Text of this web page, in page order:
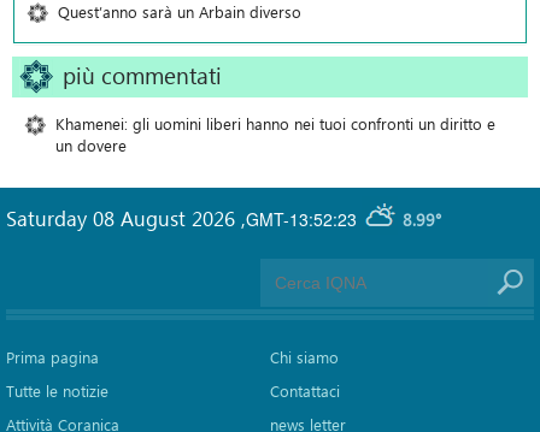
Quest’anno sarà un Arbain diverso
più commentati
Khamenei: gli uomini liberi hanno nei tuoi confronti un diritto e
un dovere
GMT-13:52:23 8.99°
Saturday 08 August 2026 ,
Prima pagina
Tutte le notizie
Attività Coranica
Chi siamo
Contattaci
news letter